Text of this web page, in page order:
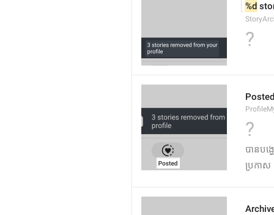
%d
?
Posted
?
បានបង្ហ
ប្រកាស